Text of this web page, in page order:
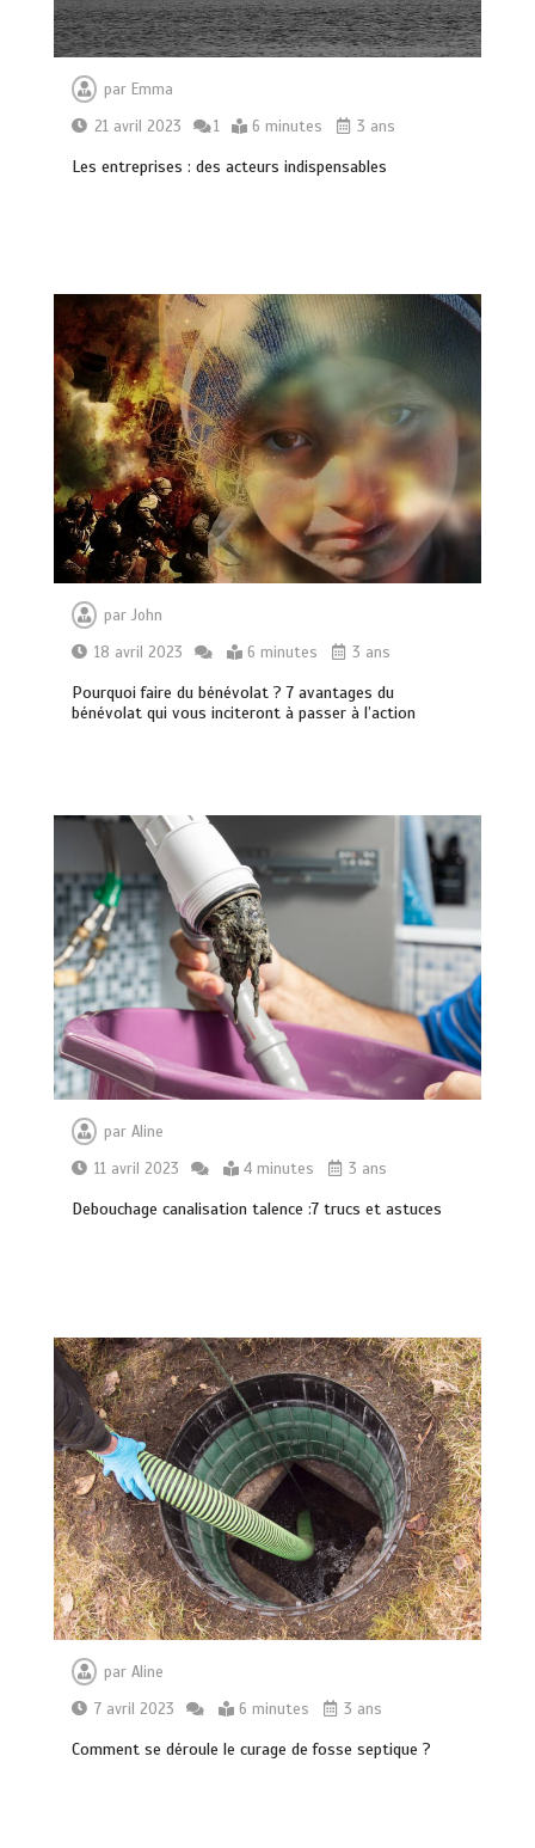
parEmma
21 avril 2023
1 6 minutes 3 ans
Les entreprises : des acteurs indispensables
parJohn
18 avril 2023
6 minutes 3 ans
Pourquoi faire du bénévolat ? 7 avantages du
bénévolat qui vous inciteront à passer à l’action
parAline
11 avril 2023
4 minutes 3 ans
Debouchage canalisation talence :7 trucs et astuces
parAline
7 avril 2023
6 minutes 3 ans
Comment se déroule le curage de fosse septique ?